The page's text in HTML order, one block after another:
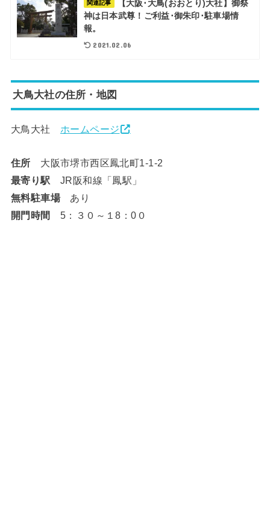
関連記事
【大阪･大鳥(おおとり)大社】御祭
神は日本武尊！ご利益･御朱印･駐車場情
報。
2021.02.06
大鳥大社の住所・地図
大鳥大社 ホームページ
住所 大阪市堺市西区鳳北町1-1-2
最寄り駅 JR阪和線「鳳駅」
無料駐車場 あり
開門時間
5：３０～１8：0０